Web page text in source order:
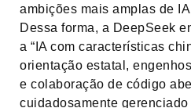
ambições mais amplas de
Dessa forma, a DeepSeek
a “IA com características
orientação estatal,
e colaboração de código
cuidadosamente